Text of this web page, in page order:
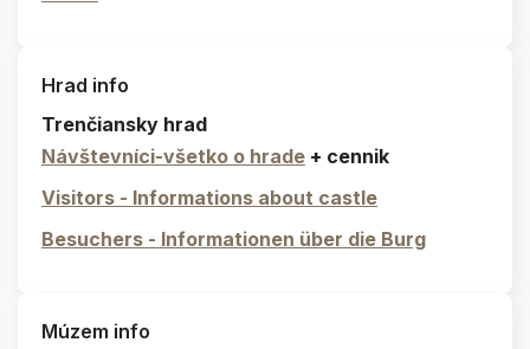
Hrad info
Trenčiansky hrad
Návštevníci-všetko o hrade + cennik
Visitors - Informations about castle
Besuchers - Informationen über die Burg
Múzem info